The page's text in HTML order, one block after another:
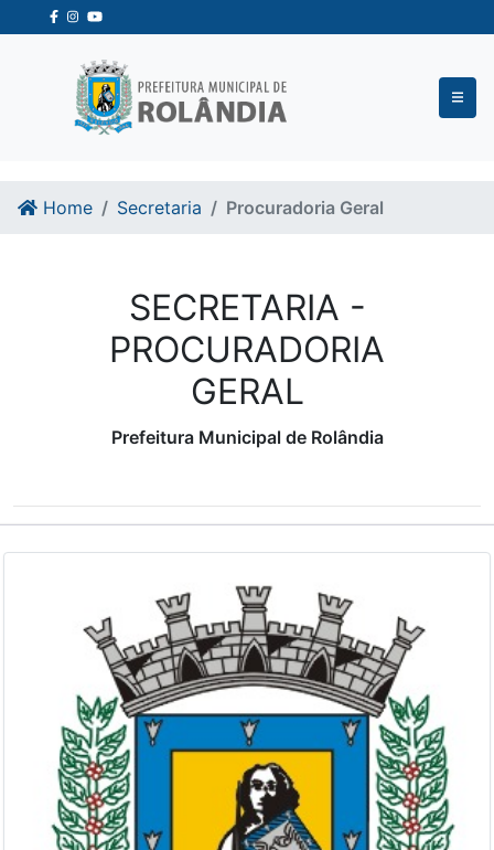
Ir para o conteudo
Ir para o fim do conteudo
Home Secretaria Procuradoria Geral
SECRETARIA -
PROCURADORIA
GERAL
Prefeitura Municipal de Rolândia